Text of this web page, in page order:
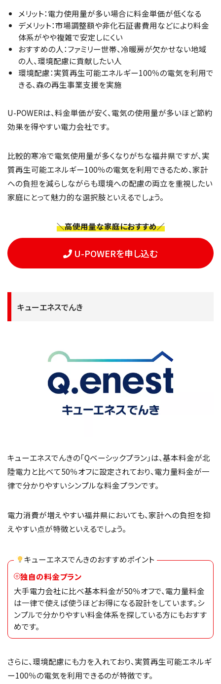
メリット：電力使用量が多い場合に料金単価が低くなる
デメリット：市場調整額や非化石証書費用などにより料金
体系がやや複雑で安定しにくい
おすすめの人：ファミリー世帯、冷暖房が欠かせない地域
の人、環境配慮に貢献したい人
環境配慮：実質再生可能エネルギー100％の電気を利用で
きる、森の再生事業支援を実施
U-POWERは、料金単価が安く、電気の使用量が多いほど節約
効果を得やすい電力会社です。
比較的寒冷で電気使用量が多くなりがちな福井県ですが、実
質再生可能エネルギー100％の電気を利用できるため、家計
への負担を減らしながらも環境への配慮の両立を重視したい
家庭にとって魅力的な選択肢といえるでしょう。
＼高使用量な家庭におすすめ／
U-POWERを申し込む
キューエネスでんき
キューエネスでんきの「Qベーシックプラン」は、基本料金が北
陸電力と比べて50％オフに設定されており、電力量料金が一
律で分かりやすいシンプルな料金プランです。
電力消費が増えやすい福井県においても、家計への負担を抑
えやすい点が特徴といえるでしょう。
キューエネスでんきのおすすめポイント
独自の料金プラン
大手電力会社に比べ基本料金が50％オフで、電力量料金
は一律で使えば使うほどお得になる設計をしています。シ
ンプルで分かりやすい料金体系を探している方にもおすす
めです。
さらに、環境配慮にも力を入れており、実質再生可能エネルギ
ー100％の電気を利用できるのが特徴です。